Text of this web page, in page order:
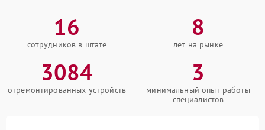
16
сотрудников в штате
8
лет на рынке
3084
отремонтированных устройств
3
минимальный опыт работы
специалистов